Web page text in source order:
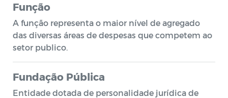
Função
A função representa o maior nível de agregado
das diversas áreas de despesas que competem ao
setor publico.
Fundação Pública
Entidade dotada de personalidade jurídica de